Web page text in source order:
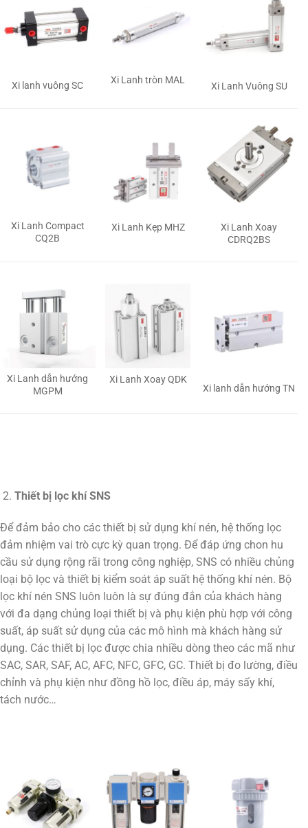
Xi lanh vuông SC Xi Lanh tròn MAL
Xi Lanh Vuông SU
Xi Lanh Compact
CQ2B
Xi Lanh Kẹp MHZ
Xi Lanh Xoay
CDRQ2BS
Xi Lanh dẫn hướng
MGPM
Xi Lanh Xoay QDK
Xi lanh dẫn hướng TN
Thiết bị lọc khí SNS
Để đảm bảo cho các thiết bị sử dụng khí nén, hệ thống lọc
đảm nhiệm vai trò cực kỳ quan trọng. Để đáp ứng chon hu
cầu sử dụng rộng rãi trong công nghiệp, SNS có nhiều chủng
loại bộ lọc và thiết bị kiểm soát áp suất hệ thống khí nén. Bộ
lọc khí nén SNS luôn luôn là sự đúng đắn của khách hàng
với đa dạng chủng loại thiết bị và phụ kiện phù hợp với công
suất, áp suất sử dụng của các mô hình mà khách hàng sử
dụng. Các thiết bị lọc được chia nhiều dòng theo các mã như
SAC, SAR, SAF, AC, AFC, NFC, GFC, GC. Thiết bị đo lường, điều
chỉnh và phụ kiện như đồng hồ lọc, điều áp, máy sấy khí,
tách nước…